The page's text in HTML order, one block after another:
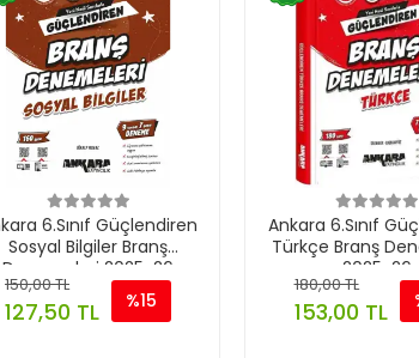
6.Sınıf Güçlendiren
Sosyal Bilgiler Branş
Denemeleri 2025-26
150,00 TL
127,50 TL %15
Ankara 6.Sınıf
Türkçe Branş
2025-26
180,00 TL
153,00 TL